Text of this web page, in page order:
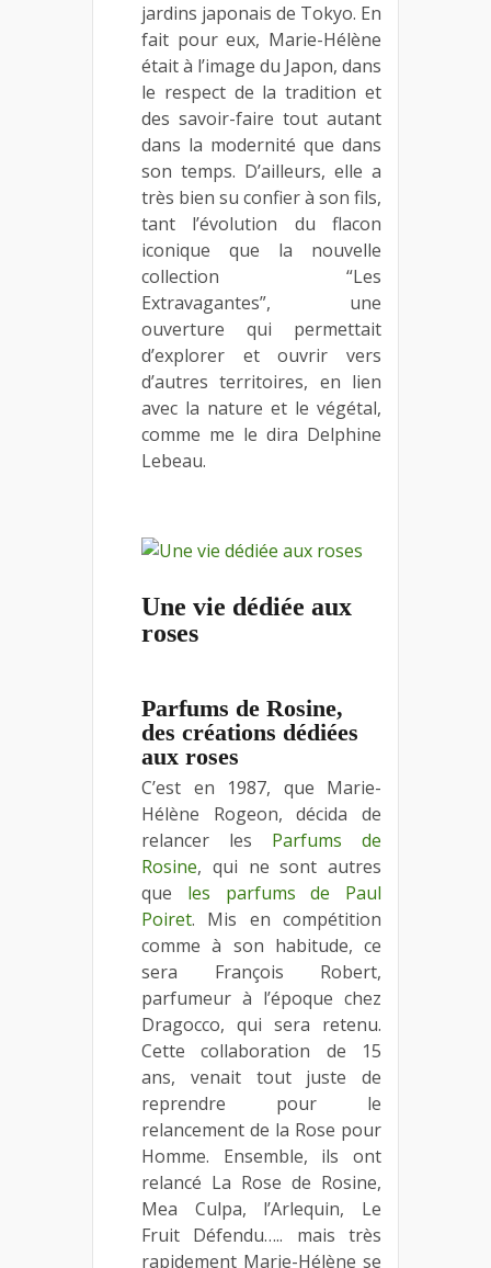
jardins japonais de Tokyo. En
fait pour eux, Marie-Hélène
était à l’image du Japon, dans
le respect de la tradition et
des savoir-faire tout autant
dans la modernité que dans
son temps. D’ailleurs, elle a
très bien su confier à son fils,
tant l’évolution du flacon
iconique que la nouvelle
collection “Les
Extravagantes”, une
ouverture qui permettait
d’explorer et ouvrir vers
d’autres territoires, en lien
avec la nature et le végétal,
comme me le dira Delphine
Lebeau.
Une vie dédiée aux
roses
Parfums de Rosine,
des créations dédiées
aux roses
C’est en 1987, que Marie-
Hélène Rogeon, décida de
relancer les Parfums de
Rosine, qui ne sont autres
que les parfums de Paul
Poiret. Mis en compétition
comme à son habitude, ce
sera François Robert,
parfumeur à l’époque chez
Dragocco, qui sera retenu.
Cette collaboration de 15
ans, venait tout juste de
reprendre pour le
relancement de la Rose pour
Homme. Ensemble, ils ont
relancé La Rose de Rosine,
Mea Culpa, l’Arlequin, Le
Fruit Défendu….. mais très
rapidement Marie-Hélène se